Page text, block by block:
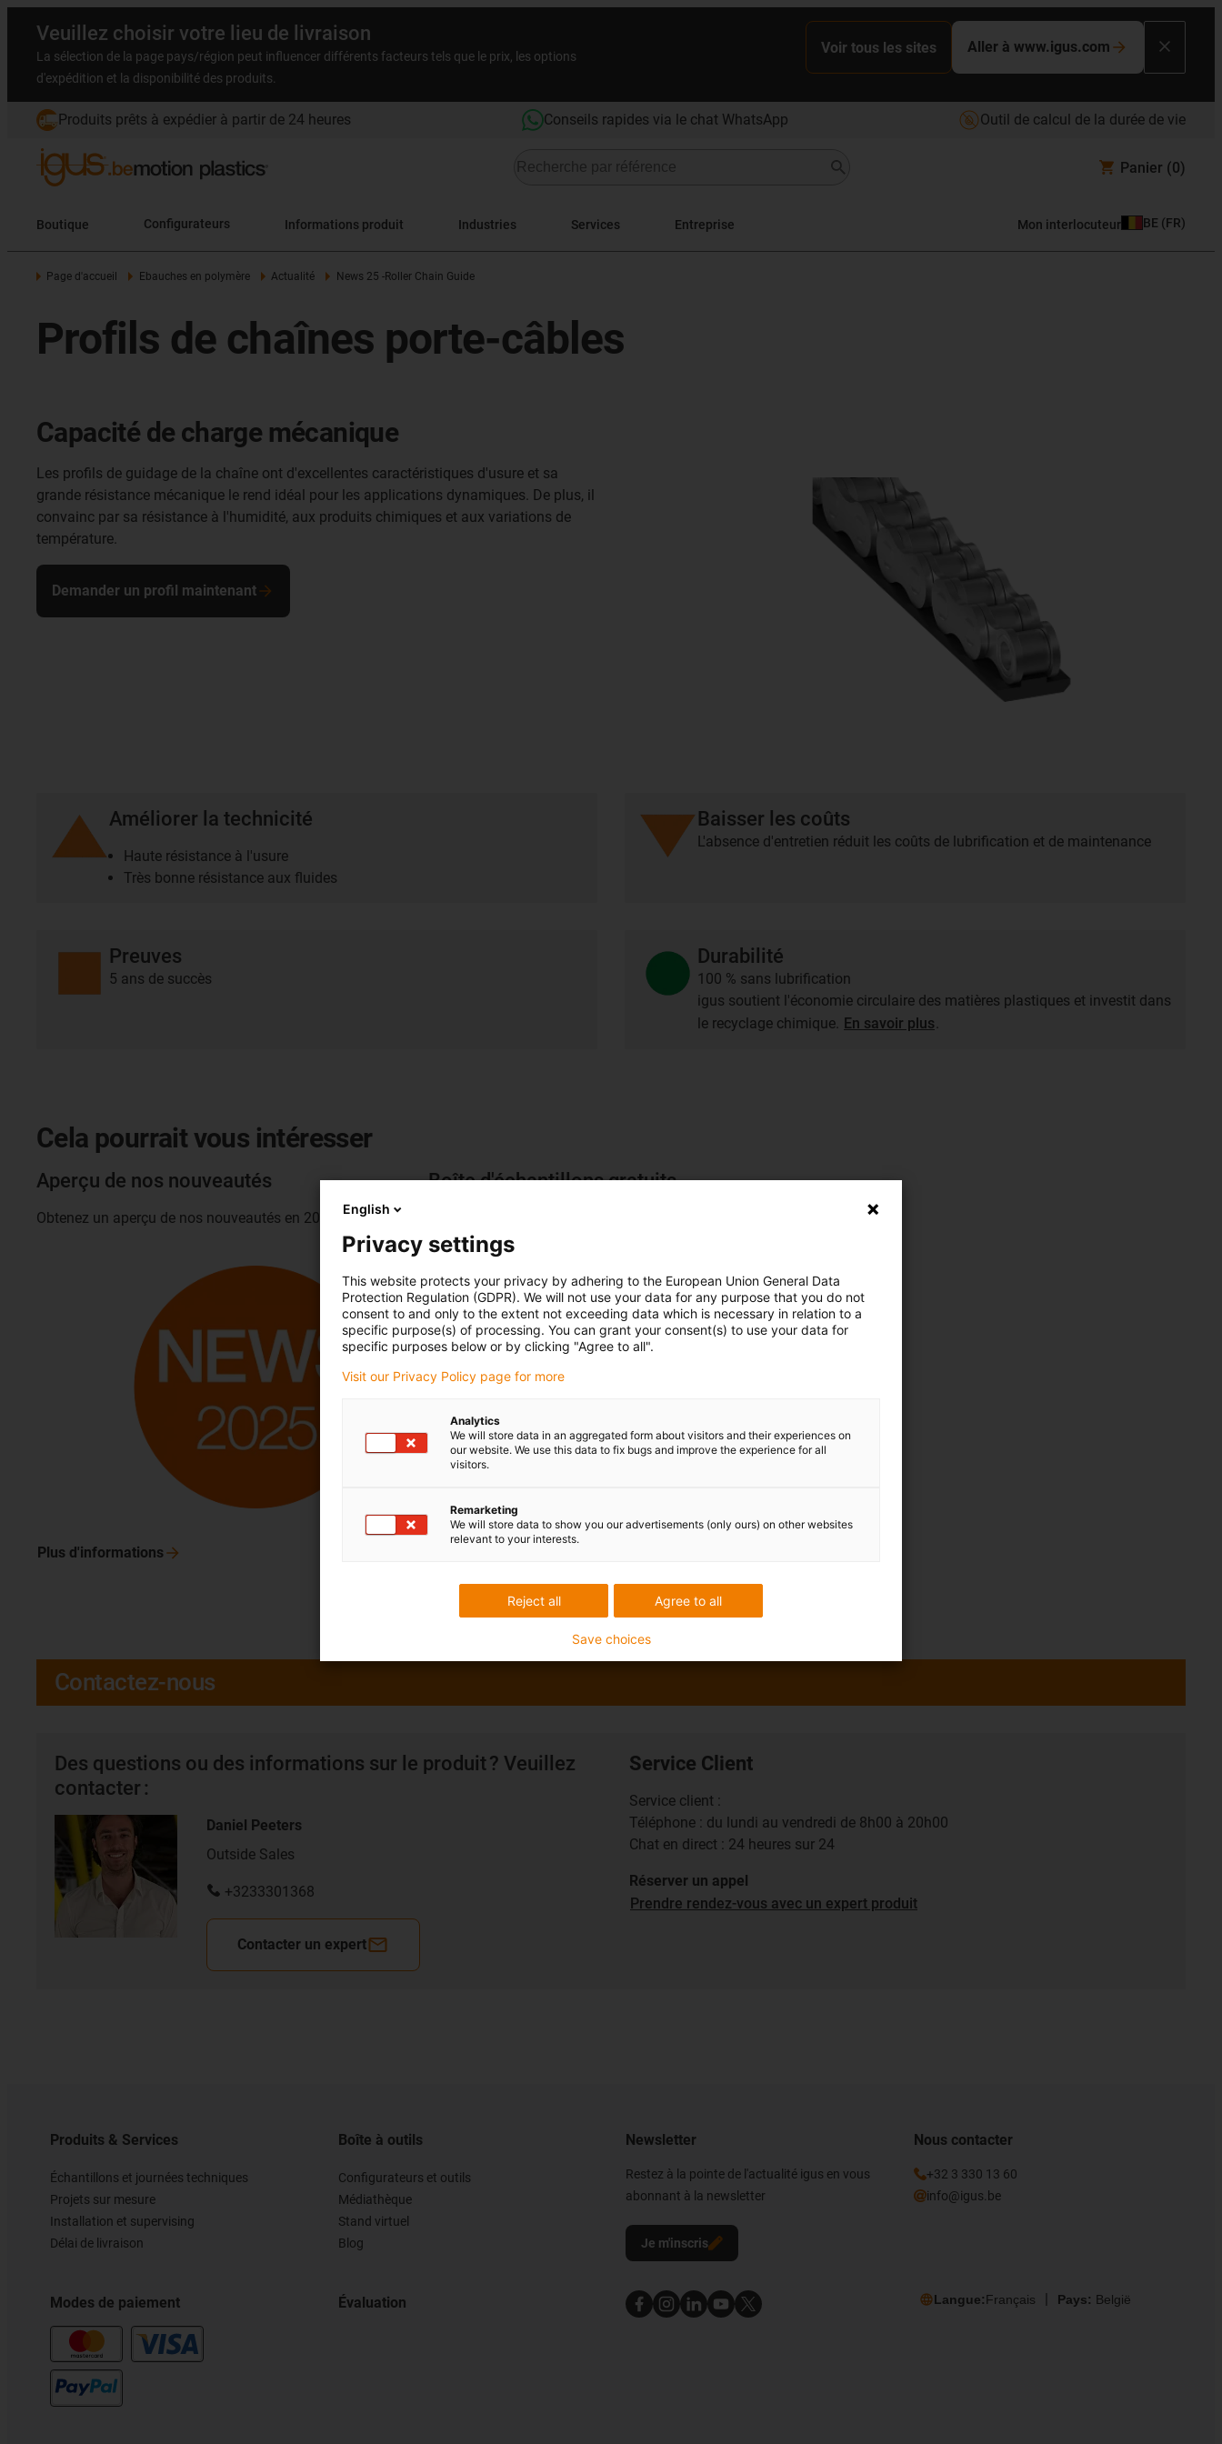
Veuillez choisir votre lieu de livraison
La sélection de la page pays/région peut influencer différents facteurs tels que le prix, les options
d'expédition et la disponibilité des produits.
Voir tous les sites Aller à www.igus.com
Produits prêts à expédier à partir de 24 heures Conseils rapides via le chat WhatsApp Outil de calcul de la durée de vie
Panier (0)
Boutique Configurateurs Informations produit Industries Services Entreprise Mon interlocuteur BE (FR)
Page d'accueil Ebauches en polymère Actualité News 25 -Roller Chain Guide
Profils de chaînes porte-câbles
Capacité de charge mécanique
Les profils de guidage de la chaîne ont d'excellentes caractéristiques d'usure et sa
grande résistance mécanique le rend idéal pour les applications dynamiques. De plus, il
convainc par sa résistance à l'humidité, aux produits chimiques et aux variations de
température.
Demander un profil maintenant
Améliorer la technicité
Haute résistance à l'usure
Très bonne résistance aux fluides
Baisser les coûts
L'absence d'entretien réduit les coûts de lubrification et de maintenance
Preuves
5 ans de succès
Durabilité
100 % sans lubrification
igus soutient l'économie circulaire des matières plastiques et investit dans
le recyclage chimique. En savoir plus
Cela pourrait vous intéresser
Aperçu de nos nouveautés
Obtenez un aperçu de nos nouveautés en 2025
Plus d'informations
Boîte d'échantillons gratuits
produits semi-finis et recevez des informations sur les
matériaux les plus divers.
Contactez-nous
Des questions ou des informations sur le produit ? Veuillez
contacter :
Daniel Peeters
Outside Sales
+3233301368
Contacter un expert
Service Client
Service client :
Téléphone : du lundi au vendredi de 8h00 à 20h00
Chat en direct : 24 heures sur 24
Réserver un appel
Prendre rendez-vous avec un expert produit
Produits & Services
Échantillons et journées techniques
Projets sur mesure
Installation et supervising
Délai de livraison
Modes de paiement
Boîte à outils
Configurateurs et outils
Médiathèque
Stand virtuel
Blog
Évaluation
Newsletter
Restez à la pointe de l'actualité igus en vous
abonnant à la newsletter
Je m'inscris
Nous contacter
+32 3 330 13 60
info@igus.be
Langue:Français Pays: België
English
Privacy settings
This website protects your privacy by adhering to the European Union General Data
Protection Regulation (GDPR). We will not use your data for any purpose that you do not
consent to and only to the extent not exceeding data which is necessary in relation to a
specific purpose(s) of processing. You can grant your consent(s) to use your data for
specific purposes below or by clicking "Agree to all".
Visit our Privacy Policy page for more
Analytics
We will store data in an aggregated form about visitors and their experiences on
our website. We use this data to fix bugs and improve the experience for all
visitors.
Remarketing
We will store data to show you our advertisements (only ours) on other websites
relevant to your interests.
Agree to all
Reject all
Save choices